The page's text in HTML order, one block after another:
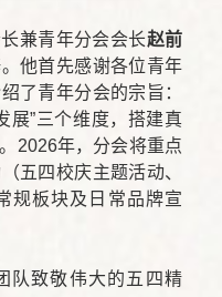
兼青年分会会长赵前
他首先感谢各位青年
了青年分会的宗旨：
展”三个维度，搭建真
2026年，分会将重点
五四校庆主题活动、
规板块及日常品牌宣
队致敬伟大的五四精